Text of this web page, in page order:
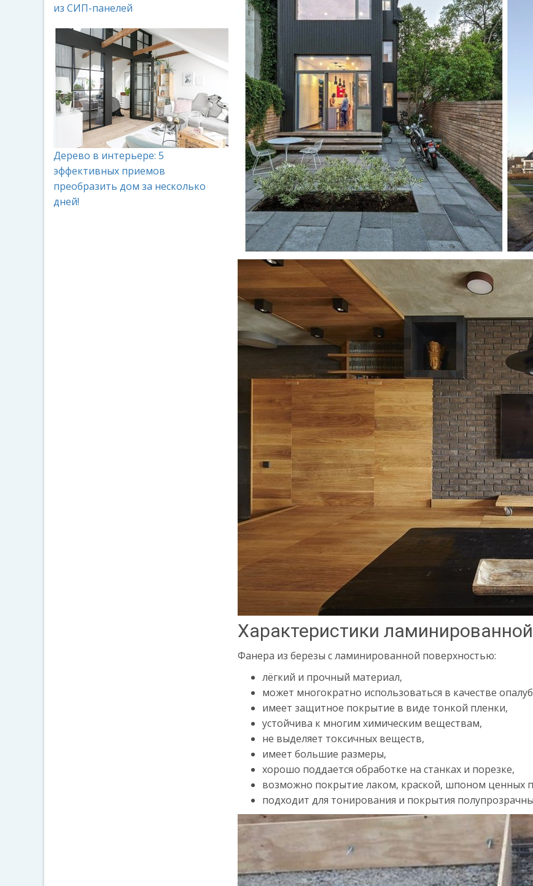
из СИП-панелей
Дерево в интерьере: 5
эффективных приемов
преобразить дом за несколько
дней!
Характеристики
Фанера из березы с ламинированной поверхностью:
лёгкий и прочный материал,
может многократно использоваться в качестве
имеет защитное покрытие в виде тонкой пленки,
устойчива к многим химическим веществам,
не выделяет токсичных веществ,
имеет большие размеры,
хорошо поддается обработке на станках и порезке,
возможно покрытие лаком, краской, шпоном ценных
подходит для тонирования и покрытия